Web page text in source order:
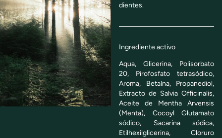
dientes.
Ingrediente activo
Aqua, Glicerina, Polisorbato
20, Pirofosfato tetrasódico,
Aroma, Betaína, Propanediol,
Extracto de Salvia Officinalis,
Aceite de Mentha Arvensis
(Menta), Cocoyl Glutamato
sódico, Sacarina sódica,
Etilhexilglicerina, Cloruro